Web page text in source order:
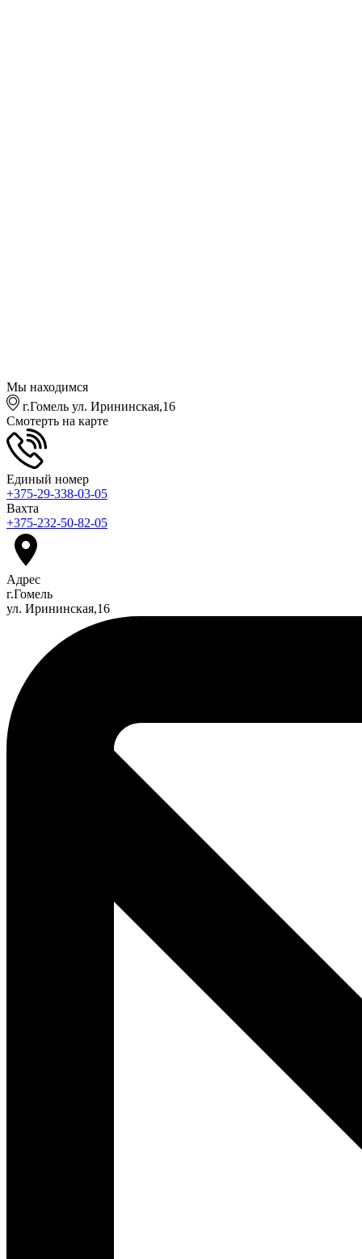
Мы находимся
г.Гомель ул. Ирининская,16
Смотерть на карте
Единый номер
+375-29-338-03-05
Вахта
+375-232-50-82-05
Адрес
г.Гомель
ул. Ирининская,16